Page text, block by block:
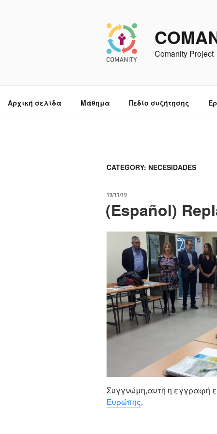
Αρχική σελίδα Μάθημα Πεδίο συζήτησης
Comanity Project
CATEGORY: NECESIDADES
POSTED
19/11/19
(Español)
Συγγνώμη,αυτή η εγγραφή
Ευρώπης.